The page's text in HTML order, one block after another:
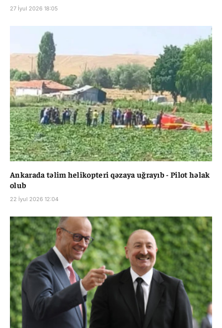
27 İyul 2026 18:05
Ankarada təlim helikopteri qəzaya uğrayıb - Pilot həlak
olub
22 İyul 2026 12:04